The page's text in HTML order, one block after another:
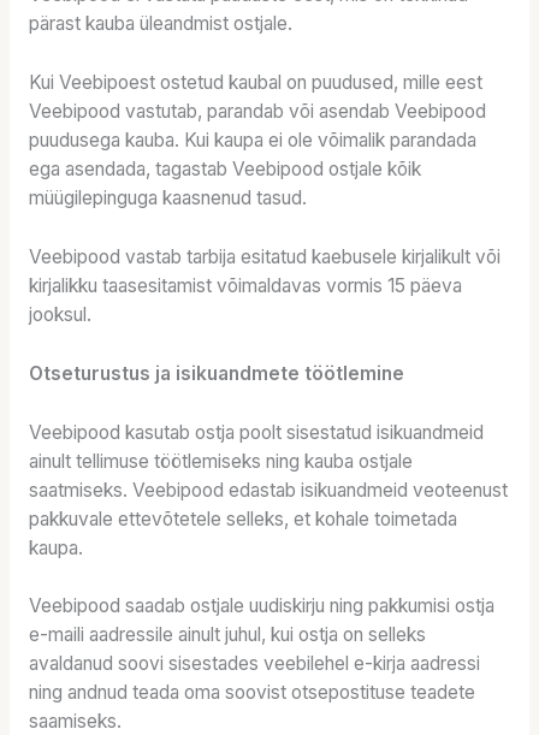
pärast kauba üleandmist ostjale.
Kui Veebipoest ostetud kaubal on puudused, mille eest
Veebipood vastutab, parandab või asendab Veebipood
puudusega kauba. Kui kaupa ei ole võimalik parandada
ega asendada, tagastab Veebipood ostjale kõik
müügilepinguga kaasnenud tasud.
Veebipood vastab tarbija esitatud kaebusele kirjalikult või
kirjalikku taasesitamist võimaldavas vormis 15 päeva
jooksul.
Otseturustus ja isikuandmete töötlemine
Veebipood kasutab ostja poolt sisestatud isikuandmeid
ainult tellimuse töötlemiseks ning kauba ostjale
saatmiseks. Veebipood edastab isikuandmeid veoteenust
pakkuvale ettevõtetele selleks, et kohale toimetada
kaupa.
Veebipood saadab ostjale uudiskirju ning pakkumisi ostja
e-maili aadressile ainult juhul, kui ostja on selleks
avaldanud soovi sisestades veebilehel e-kirja aadressi
ning andnud teada oma soovist otsepostituse teadete
saamiseks.